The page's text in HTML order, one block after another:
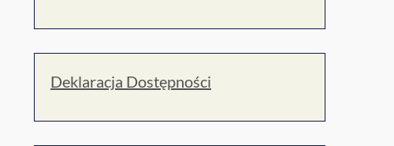
Deklaracja Dostępności